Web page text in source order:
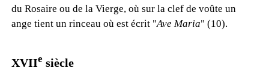
du Rosaire ou de la Vierge, où sur la clef de voûte un
ange tient un rinceau où est écrit "Ave Maria" (10).
XVIIe siècle